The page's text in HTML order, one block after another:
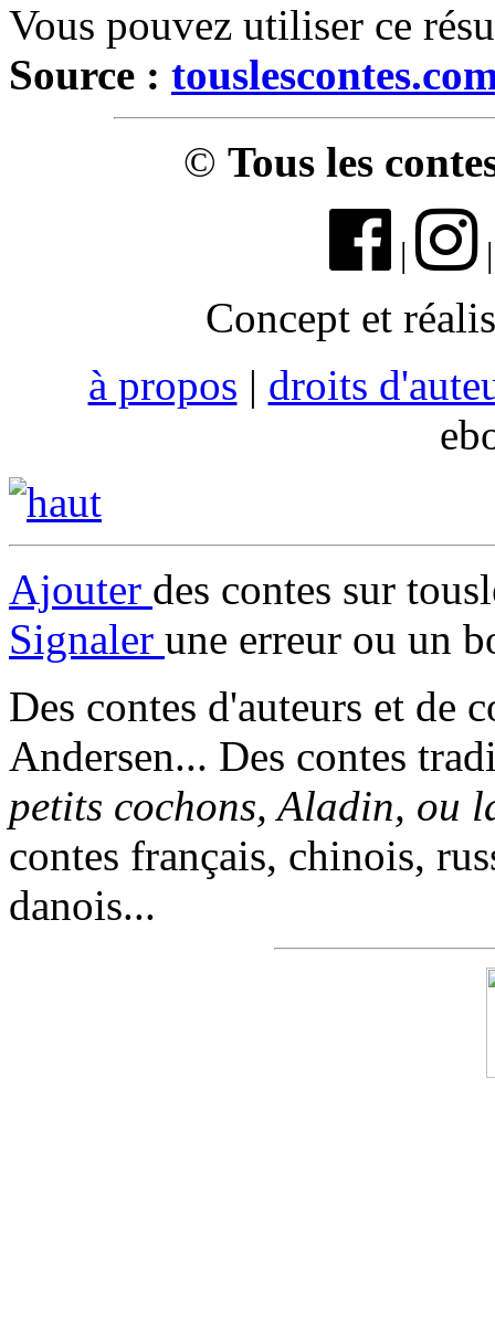
Vous pouvez utiliser ce
Source :
© Tous les
|
Concept et
à propos | droits
Ajouter des contes sur
Signaler une erreur ou un
Des contes d'auteurs et de
Andersen... Des contes
petits cochons, Aladin, ou
contes français, chinois,
danois...